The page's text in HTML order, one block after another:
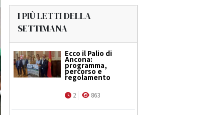
I PIÙ LETTI DELLA
SETTIMANA
Ecco il Palio di
Ancona:
programma,
percorso e
regolamento
2 863